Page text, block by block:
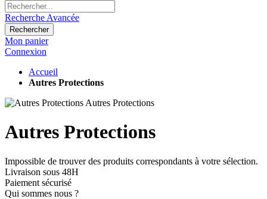
Recherche Avancée
Rechercher
Mon panier
Connexion
Accueil
Autres Protections
Autres Protections
Impossible de trouver des produits correspondants à votre sélection.
Livraison sous 48H
Paiement sécurisé
Qui sommes nous ?